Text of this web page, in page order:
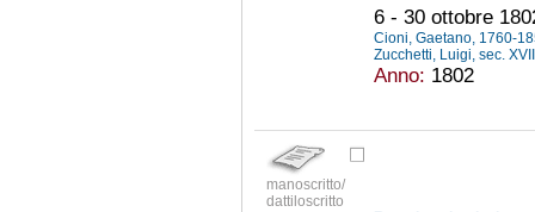
6 - 30 ottobre
Cioni, Gaetano, 1760-
Zucchetti, Luigi, sec.
Anno: 1802
manoscritto/
dattiloscritto